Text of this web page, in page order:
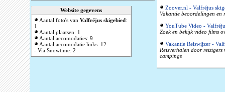
Website gegevens
Aantal foto's van Valfréjus skigebied:
1
Aantal plaatsen: 1
Aantal accomodaties: 9
Aantal accomodatie links: 12
- Via Snowtime: 2
Zoover.nl - Valfréjus
Vakantie beoordelingen en
YouTube Video -
Zoek en bekijk video films
Vakantie Reiswijzer -
Reisverhalen door reizigers
campings